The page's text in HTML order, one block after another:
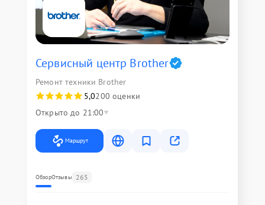
Сервисный центр Brother
Ремонт техники Brother
5,0200 оценки
Открыто до 21:00
Маршрут
ОбзорОтзывы 265